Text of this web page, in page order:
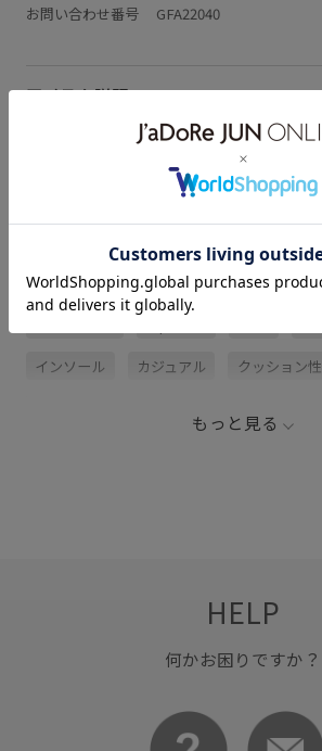
お問い合わせ番号 GFA22040
アイテム説明
サイズ・素材・お手入れ方法
インソール カジュアル クッション性
もっと見る
HELP
何かお困りですか？